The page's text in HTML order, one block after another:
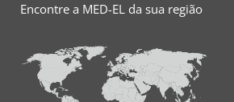
Encontre a MED-EL da sua região